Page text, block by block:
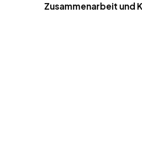
Zusammenarbeit und